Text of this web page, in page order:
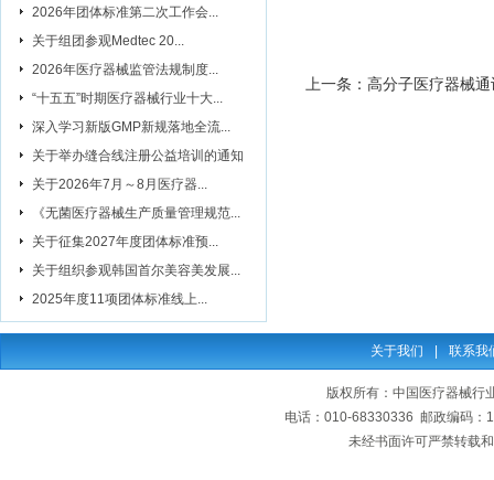
2026年团体标准第二次工作会...
关于组团参观Medtec 20...
2026年医疗器械监管法规制度...
“十五五”时期医疗器械行业十大...
深入学习新版GMP新规落地全流...
关于举办缝合线注册公益培训的通知
关于2026年7月～8月医疗器...
《无菌医疗器械生产质量管理规范...
关于征集2027年度团体标准预...
关于组织参观韩国首尔美容美发展...
2025年度11项团体标准线上...
上一条： 高分子医疗器械
关于我们 联系我
版权所有：中国医疗器械行
电话：010-68330336 邮政编码：
未经书面许可严禁转载